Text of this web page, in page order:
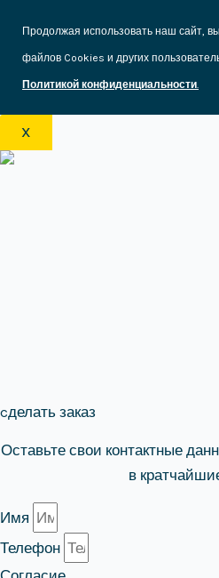
Продолжая использовать наш сайт,
файлов Cookies и других
Политикой конфиденциальности.
X
cделать заказ
Оставьте свои контактные
в
Имя
Телефон